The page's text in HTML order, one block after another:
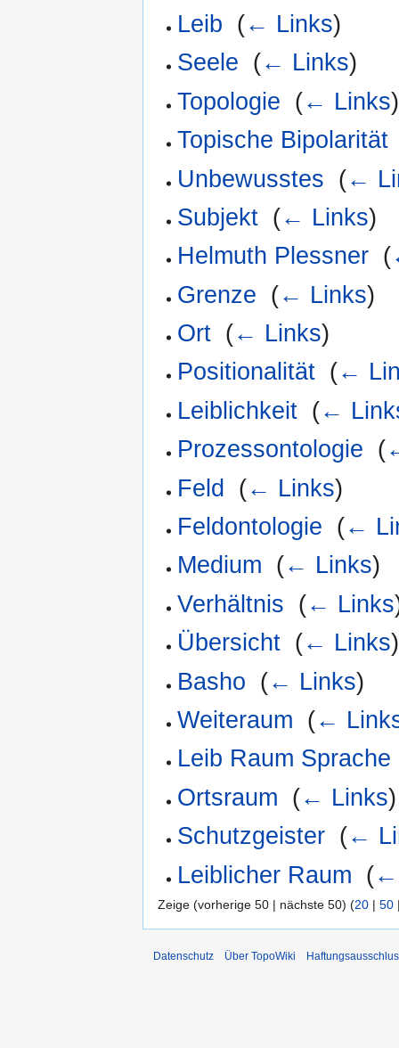
Leib (← Links)
Seele (← Links)
Topologie (← Links)
Topische Bipolarität
Unbewusstes (←
Subjekt (← Links)
Helmuth Plessner (
Grenze (← Links)
Ort (← Links)
Positionalität (←
Leiblichkeit (←
Prozessontologie (
Feld
(← Links)
Feldontologie (←
Medium (← Links)
Verhältnis (← Links
Übersicht (← Links)
Basho (← Links)
Weiteraum (←
Leib Raum Sprache
Ortsraum (← Links)
Schutzgeister (←
Leiblicher Raum (←
Zeige (vorherige 50 | nächste 50) (20 | 50
Datenschutz Über TopoWiki